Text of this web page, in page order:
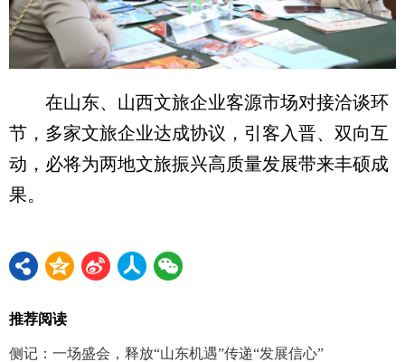
在山东、山西文旅企业客源市场对接洽谈环
节，多家文旅企业达成协议，引客入晋、双向互
动，必将为两地文旅振兴高质量发展带来丰硕成
果。
推荐阅读
侧记：一场盛会，释放“山东机遇”传递“发展信心”